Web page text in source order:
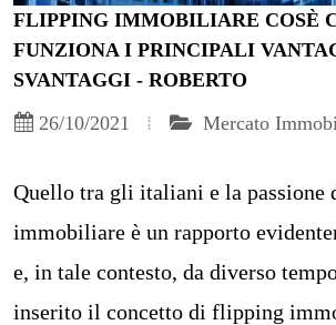
FLIPPING IMMOBILIARE COSÈ
FUNZIONA I PRINCIPALI
SVANTAGGI - ROBERTO
26/10/2021
Mercato
Quello tra gli italiani e la passione
immobiliare è un rapporto
e, in tale contesto, da diverso
inserito il concetto di flipping